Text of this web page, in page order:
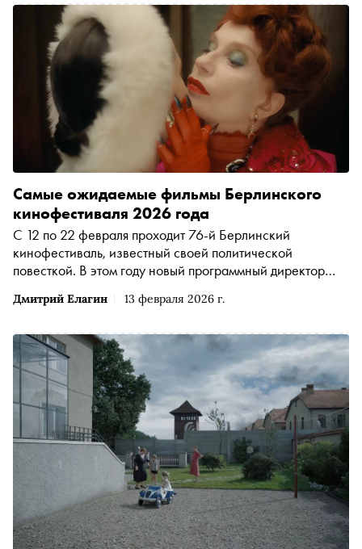
Дмитрий Елагин 13 февраля 2026 г.
Самые ожидаемые фильмы Берлинского
кинофестиваля 2026 года
С 12 по 22 февраля проходит 76-й Берлинский
кинофестиваль, известный своей политической
повесткой. В этом году новый программный директор
актеров. Председатель жюри этого года — классик
«Сноба» Дмитрий Елагин прибыл в столицу Германии и
рассказывает о главных премьерах фестиваля